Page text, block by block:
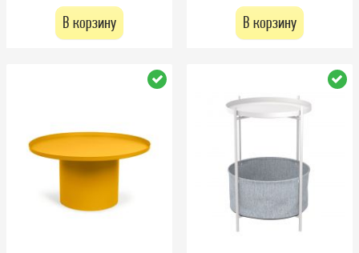
В корзину В корзину